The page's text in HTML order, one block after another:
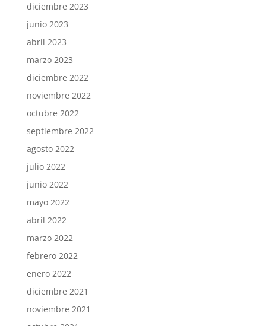
diciembre 2023
junio 2023
abril 2023
marzo 2023
diciembre 2022
noviembre 2022
octubre 2022
septiembre 2022
agosto 2022
julio 2022
junio 2022
mayo 2022
abril 2022
marzo 2022
febrero 2022
enero 2022
diciembre 2021
noviembre 2021